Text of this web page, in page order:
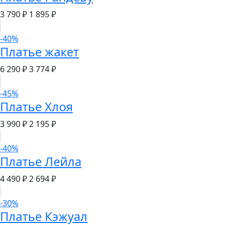
3 790 ₽ 1 895 ₽
-40%
Платье жакет
6 290 ₽3 774 ₽
-45%
Платье Хлоя
3 990 ₽2 195 ₽
-40%
Платье Лейла
4 490 ₽2 694 ₽
-30%
Платье Кэжуал